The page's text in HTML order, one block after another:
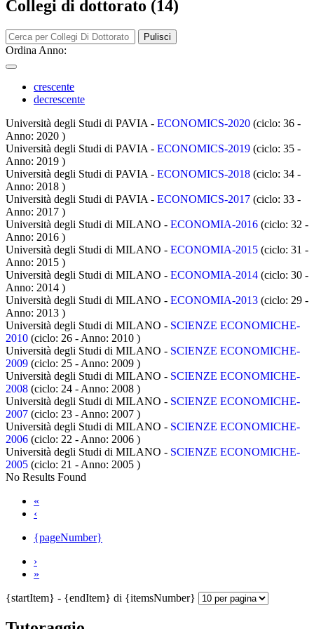
Collegi di dottorato (14)
Pulisci
Ordina Anno:
crescente
decrescente
Università degli Studi di PAVIA - ECONOMICS-2020 (ciclo: 36 -
Anno: 2020 )
Università degli Studi di PAVIA - ECONOMICS-2019 (ciclo: 35 -
Anno: 2019 )
Università degli Studi di PAVIA - ECONOMICS-2018 (ciclo: 34 -
Anno: 2018 )
Università degli Studi di PAVIA - ECONOMICS-2017 (ciclo: 33 -
Anno: 2017 )
Università degli Studi di MILANO - ECONOMIA-2016 (ciclo: 32 -
Anno: 2016 )
Università degli Studi di MILANO - ECONOMIA-2015 (ciclo: 31 -
Anno: 2015 )
Università degli Studi di MILANO - ECONOMIA-2014 (ciclo: 30 -
Anno: 2014 )
Università degli Studi di MILANO - ECONOMIA-2013 (ciclo: 29 -
Anno: 2013 )
Università degli Studi di MILANO - SCIENZE ECONOMICHE-
2010 (ciclo: 26 - Anno: 2010 )
Università degli Studi di MILANO - SCIENZE ECONOMICHE-
2009 (ciclo: 25 - Anno: 2009 )
Università degli Studi di MILANO - SCIENZE ECONOMICHE-
2008 (ciclo: 24 - Anno: 2008 )
Università degli Studi di MILANO - SCIENZE ECONOMICHE-
2007 (ciclo: 23 - Anno: 2007 )
Università degli Studi di MILANO - SCIENZE ECONOMICHE-
2006 (ciclo: 22 - Anno: 2006 )
Università degli Studi di MILANO - SCIENZE ECONOMICHE-
2005 (ciclo: 21 - Anno: 2005 )
No Results Found
«
‹
{pageNumber}
›
»
{startItem} - {endItem} di {itemsNumber}